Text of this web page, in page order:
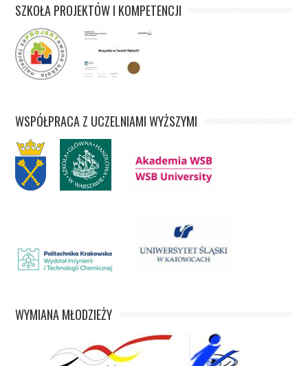
SZKOŁA PROJEKTÓW I KOMPETENCJI
WSPÓŁPRACA Z UCZELNIAMI WYŻSZYMI
WYMIANA MŁODZIEŻY